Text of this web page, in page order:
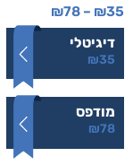
₪35
–
₪78
דיגיטלי
₪35
מודפס
₪78